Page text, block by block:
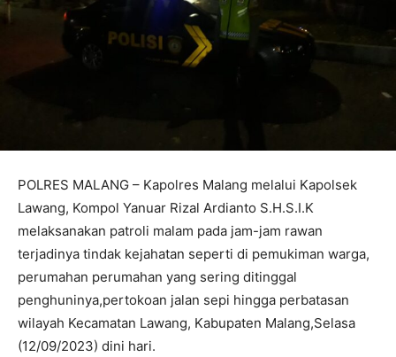
POLRES MALANG – Kapolres Malang melalui Kapolsek
Lawang, Kompol Yanuar Rizal Ardianto S.H.S.I.K
melaksanakan patroli malam pada jam-jam rawan
terjadinya tindak kejahatan seperti di pemukiman warga,
perumahan perumahan yang sering ditinggal
penghuninya,pertokoan jalan sepi hingga perbatasan
wilayah Kecamatan Lawang, Kabupaten Malang,Selasa
(12/09/2023) dini hari.